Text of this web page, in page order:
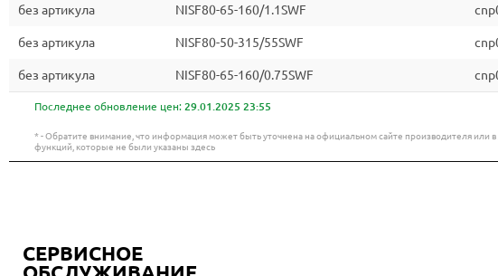
без артикула NISF80-65-160/1.1SWF
без артикула NISF80-50-315/55SWF
без артикула NISF80-65-160/0.75SWF
Последнее обновление цен: 29.01.2025 23:55
* - Обратите внимание, что информация может быть уточнена на официальном сайте производителя
функций, которые не были указаны здесь
СЕРВИСНОЕ